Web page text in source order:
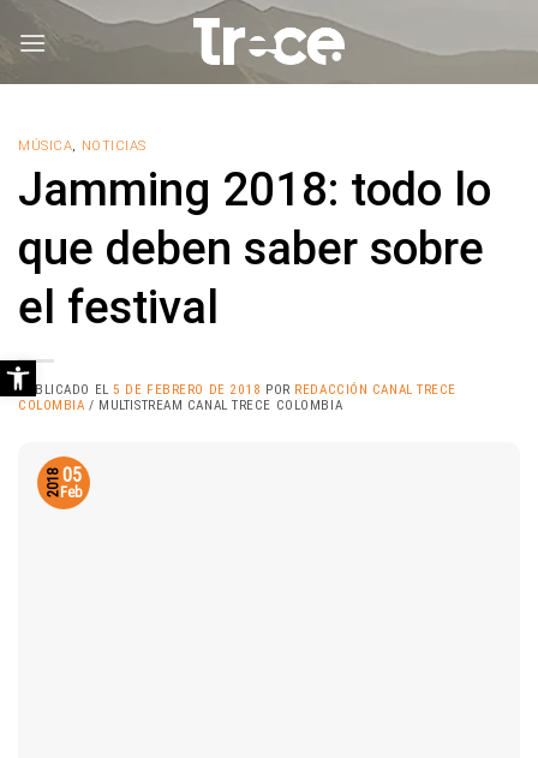
MÚSICA, NOTICIAS
Jamming 2018: todo lo
que deben saber sobre
el festival
PUBLICADO EL5 DE FEBRERO DE 2018 POR REDACCIÓN CANAL TRECE
COLOMBIA / MULTISTREAM CANAL TRECE COLOMBIA
05
Feb
2018
Abrir barra de herramientas